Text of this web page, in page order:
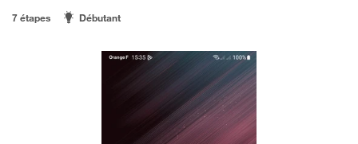
7 étapes Débutant